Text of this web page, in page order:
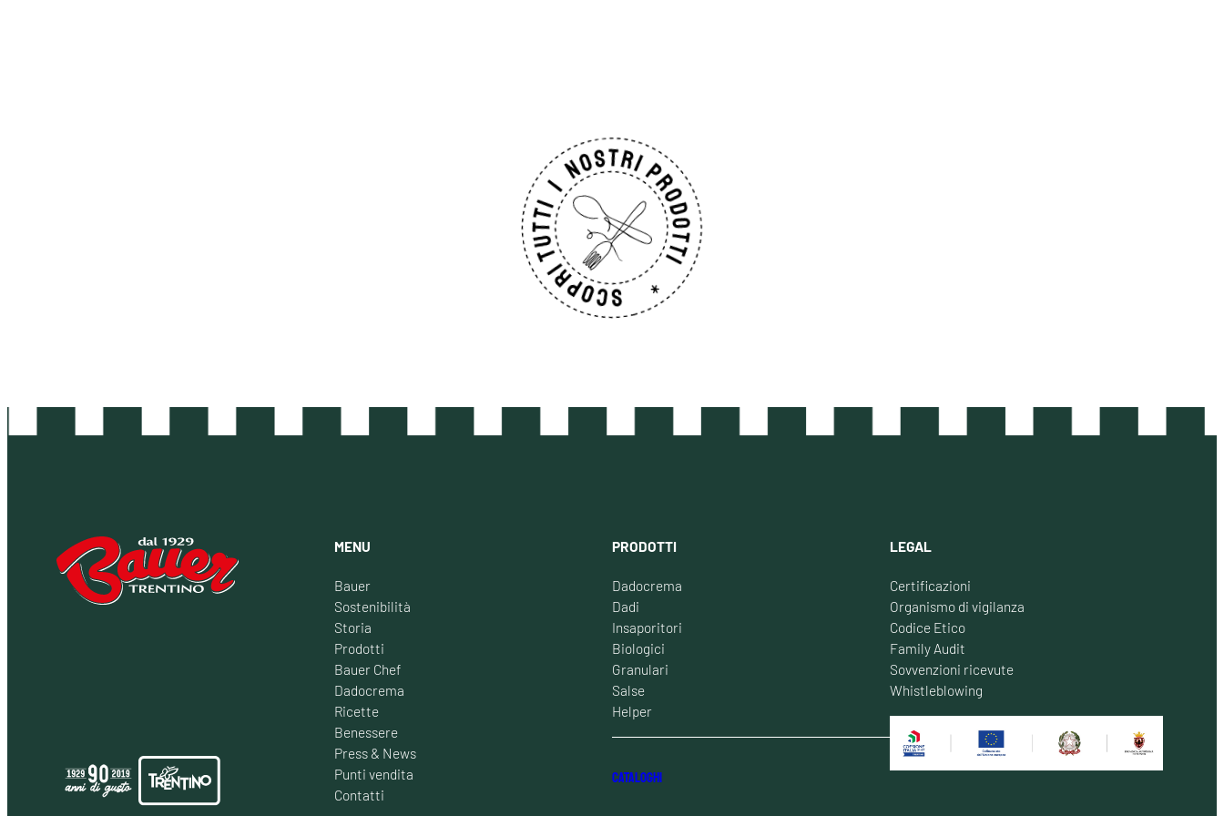
MENU
Bauer
Sostenibilità
Storia
Prodotti
Bauer Chef
Dadocrema
Ricette
Benessere
Press & News
Punti vendita
Contatti
PRODOTTI
Dadocrema
Dadi
Insaporitori
Biologici
Granulari
Salse
Helper
CATALOGHI
LEGAL
Certificazioni
Organismo di vigilanza
Codice Etico
Family Audit
Sovvenzioni ricevute
Whistleblowing